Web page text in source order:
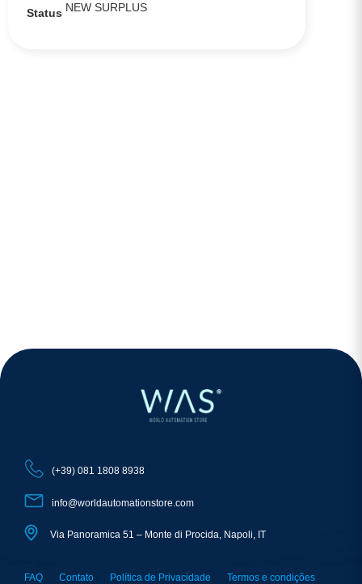
Status NEW SURPLUS
(+39) 081 1808 8938
info@worldautomationstore.com
Via Panoramica 51 – Monte di Procida, Napoli, IT
FAQ Contato Política de Privacidade
Termos e condições